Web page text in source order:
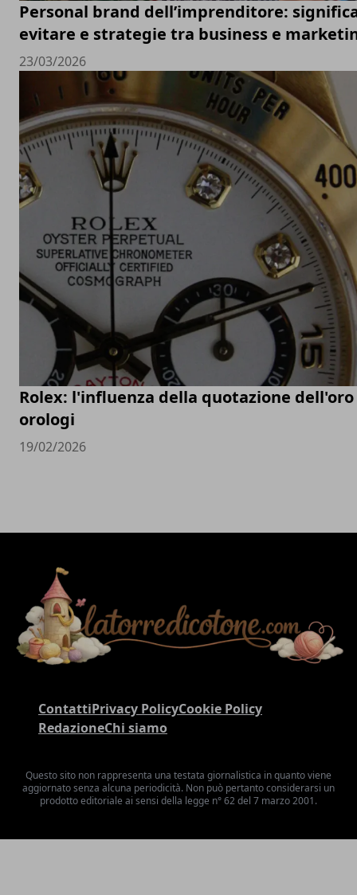
Personal brand dell’imprenditore:
evitare e strategie tra business e
23/03/2026
Rolex: l'influenza della quotazione
orologi
19/02/2026
ContattiPrivacy PolicyCookie Policy
RedazioneChi siamo
Questo sito non rappresenta una testata giornalistica in quanto viene
aggiornato senza alcuna periodicità. Non può pertanto considerarsi un
prodotto editoriale ai sensi della legge n° 62 del 7 marzo 2001.